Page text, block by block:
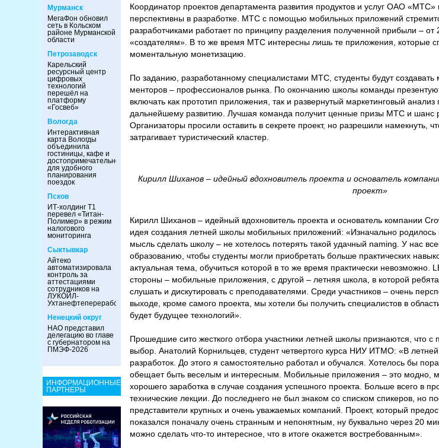
Мурманск
МегаФон обновил
сеть в Кольском
районе Мурманской
области
Петрозаводск
Карельский
ресурсный центр
цифровых
технологий
перешёл на
платформу
«Госвеб»
Вологда
Интерактивная
карта Вологды
объединила
гостиницы, кафе и
достопримечательности
для удобного
планирования
поездок
Псков
ИТ-холдинг Т1
перевел «Титан-
Полимер» в режим
налогового
мониторинга
Сыктывкар
Айтеко
автоматизировала
контроль за
аттестациями
сотрудников на
ЛУКОЙЛ-
Ухтанефтепереработка
Ненецкий округ
НАО представил
делегацию во главе
с губернатором на
ПМЭФ-2026
ИНФОРМАЦИОННЫЕ
ПАРТНЕРЫ
Координатор проектов департамента развития продуктов и услуг ОАО
перспективны в разработке. МТС с помощью мобильных приложений
разработчиками работает по принципу разделения полученной прибыли –
«создателям». В то же время МТС интересны лишь те приложения, которые
моментальную монетизацию.
По заданию, разработанному специалистами МТС, студенты будут
менторов – профессионалов рынка. По окончанию школы команды
включать как прототип приложения, так и развернутый маркетинговый
дальнейшему развитию. Лучшая команда получит ценные призы МТС и шанс
Организаторы просили оставить в секрете проект, но разрешили намекнуть,
затрагивает туристический кластер.
Кирилл Шиханов – идейный вдохновитель проекта и основатель
проект»
Кирилл Шиханов – идейный вдохновитель проекта и основатель компании
идея создания летней школы мобильных приложений: «Изначально
мысль сделать школу – не хотелось потерять такой удачный naming. У нас
образованию, чтобы студенты могли приобретать больше практических
актуальная тема, обучиться которой в то же время практически невозможно.
стороны – мобильные приложения, с другой – летняя школа, в которой
слушать и дискутировать с преподавателями. Среди участников – очень
выходе, кроме самого проекта, мы хотели бы получить специалистов в
будет будущее технологий».
Прошедшие сито жесткого отбора участники летней школы признаются, что с
выбор. Анатолий Корнильцев, студент четвертого курса НИУ ИТМО: «В
разработок. До этого я самостоятельно работал и обучался. Хотелось бы
обещает быть веселым и интересным. Мобильные приложения – это модно,
хорошего заработка в случае создания успешного проекта. Больше всего в
технические лекции. До последнего не был знаком со списком спикеров, но
представители крупных и очень уважаемых компаний. Проект, который
показался поначалу очень странным и непонятным, ну буквально через 20
можно сделать что-то интересное, что в итоге окажется востребованным».